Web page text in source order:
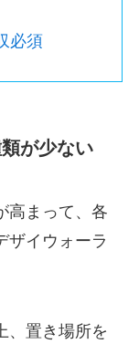
必須
が少ない
高まって、各
ザイウォーラ
、置き場所を